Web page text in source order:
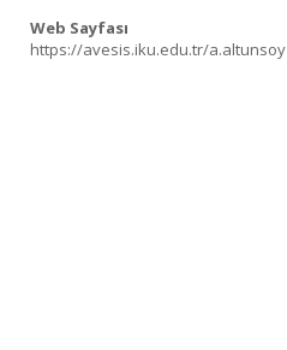
Web Sayfası
https://avesis.iku.edu.tr/a.altunsoy